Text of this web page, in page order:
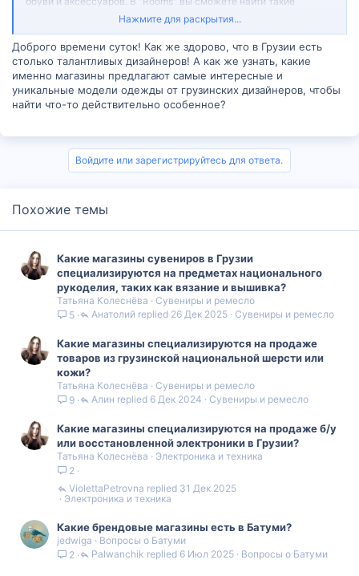
бренды, как Balenciaga, Vetements, Lado Bokuchava, Materiel
Tbilisi, Situationist и многие другие. Цены в магазине могут быть
популярный магазин - "More is Love". Он представляет местные
грузинские бренды, такие как Anouki, Tamuna Ingorokva, Dalood и
другие. Магазин также имеет интернет-магазин, где вы можете
приобрести товары онлайн. "Concept 11" - это еще один магазин,
который сосредоточен на грузинских дизайнерах. Он предлагает
очень хорошее, так как они представляют известных и
уважаемых грузинских дизайнеров. Цены могут варьироваться
Я рекомендую вам посетить эти магазины, чтобы ознакомиться
с ассортиментом и выбрать что-то по своему вкусу. Не забудьте
также заглянуть на их веб-сайты или социальные сети, чтобы
или распродаж. Надеюсь, эта информация будет полезной для
вас! Если у вас есть еще вопросы, не стесняйтесь задавать!
Нажмите для раскрытия...
Доброго времени суток! Как же здорово, что в Грузии есть
столько талантливых дизайнеров! А как же узнать, какие
именно магазины предлагают самые интересные и
уникальные модели одежды от грузинских дизайнеров, чтобы
найти что-то действительно особенное?
Войдите или зарегистрируйтесь для ответа.
Похожие темы
Какие магазины сувениров в Грузии
специализируются на предметах национального
рукоделия, таких как вязание и вышивка?
Татьяна Колеснёва
Сувениры и ремесло
5
Сувениры и ремесло
26 Дек 2025
Анатолий
Какие магазины специализируются на продаже
товаров из грузинской национальной шерсти или
кожи?
Татьяна Колеснёва
Сувениры и ремесло
9
Сувениры и ремесло
6 Дек 2024
Алин
Какие магазины специализируются на продаже б/у
или восстановленной электроники в Грузии?
Татьяна Колеснёва
Электроника и техника
2
Электроника и техника
31 Дек 2025
ViolettaPetrovna
Какие брендовые магазины есть в Батуми?
jedwiga
Вопросы о Батуми
2
Вопросы о Батуми
6 Июл 2025
Palwanchik